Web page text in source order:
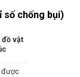
số chống bụi)
vật
được